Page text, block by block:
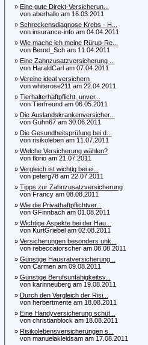
» Eine gute Direkt-Versicherun...
von aberhallo am 16.03.2011
» Schreckensdiagnose Krebs - H...
von insurance-info am 04.04.2011
» Wie mache ich meine Rürup-Re...
von Bernd_Sch am 11.04.2011
» Eine Zahnzusatzversicherung ...
von HaraldCarl am 07.04.2011
» Vereine ideal versichern
von whiterose211 am 22.04.2011
» Tierhalterhaftpflicht, unver...
von Tierfreund am 06.05.2011
» Die Auslandskrankenversicher...
von Guhn67 am 30.06.2011
» Die Gesundheitsprüfung bei d...
von risikoleben am 11.07.2011
» Welche Versicherung wählen?
von florio am 21.07.2011
» Vergleich ist wichtig bei ei...
von peterg78 am 22.07.2011
» Tipps zur Zahnzusatzversicherung
von Francy am 08.08.2011
» Wie die Privathaftpflichtver...
von GFinnbach am 01.08.2011
» Wichtige Aspekte bei der Hau...
von KurtGriebel am 02.08.2011
» Versicherungen besonders unk...
von rebeccatorscher am 08.08.2011
» Günstige Hausratversicherung...
von Carmen am 09.08.2011
» Günstige Berufsunfähigkeitsv...
von karinneuberg am 19.08.2011
» Durch den Vergleich der Risi...
von herbertmente am 18.08.2011
» Eine Handyversicherung schüt...
von christianblock am 18.08.2011
» Risikolebensversicherungen s...
von manuelakleidsam am 17.08.2011